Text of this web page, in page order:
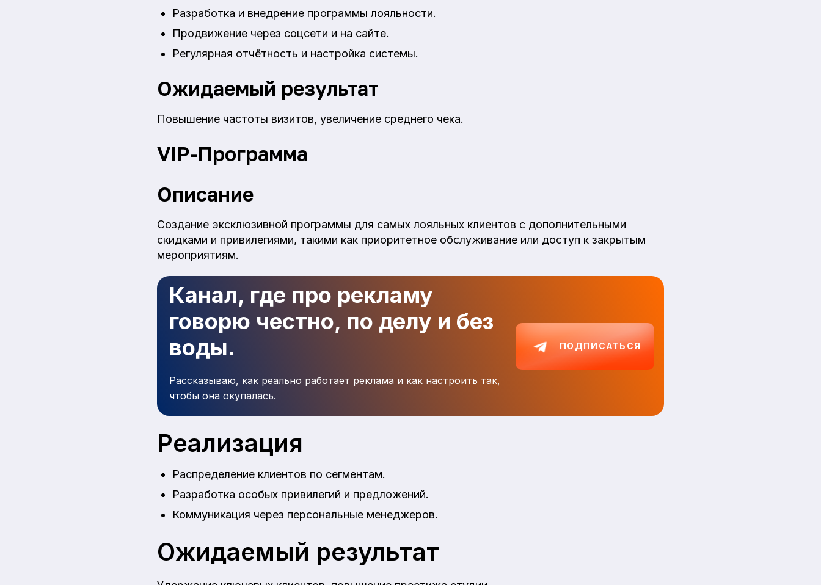
Разработка и внедрение программы лояльности.
Продвижение через соцсети и на сайте.
Регулярная отчётность и настройка системы.
Ожидаемый результат
Повышение частоты визитов, увеличение среднего чека.
VIP-Программа
Описание
Создание эксклюзивной программы для самых лояльных клиентов с дополнительными
скидками и привилегиями, такими как приоритетное обслуживание или доступ к закрытым
мероприятиям.
Канал, где про рекламу
говорю честно, по делу и без
воды.
Рассказываю, как реально работает реклама и как настроить так,
чтобы она окупалась.
ПОДПИСАТЬСЯ
Реализация
Распределение клиентов по сегментам.
Разработка особых привилегий и предложений.
Коммуникация через персональные менеджеров.
Ожидаемый результат